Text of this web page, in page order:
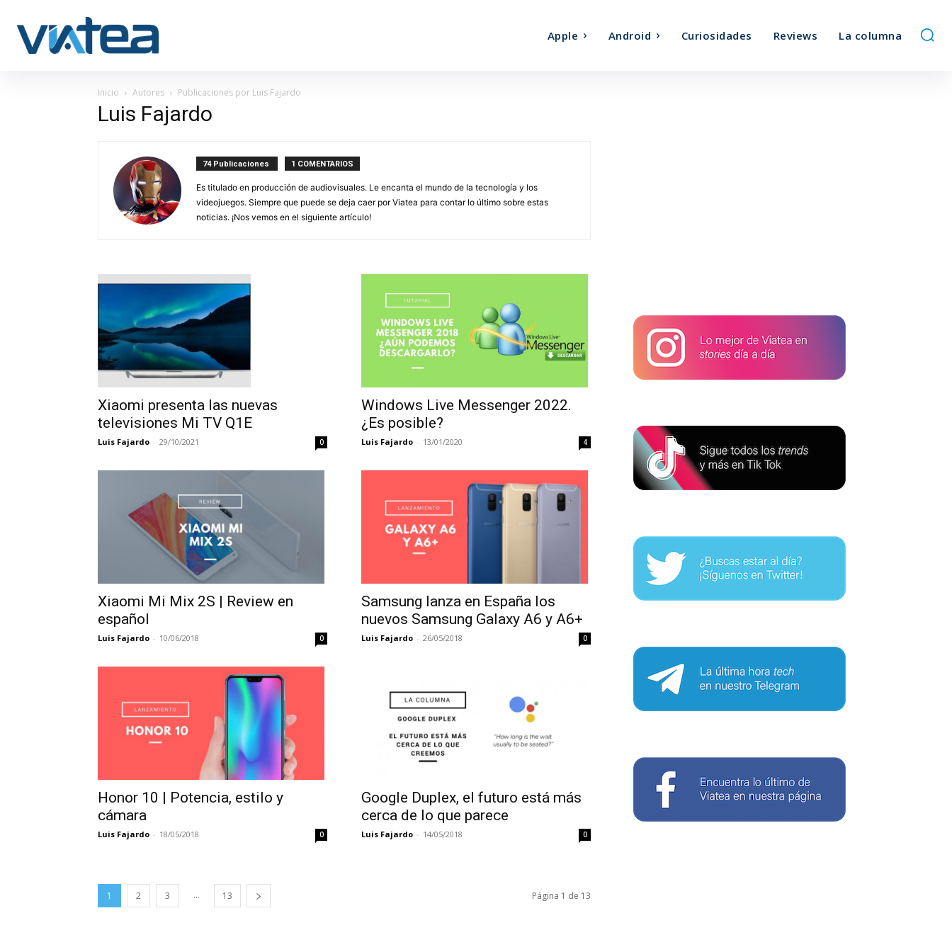
Apple Android Curiosidades Reviews La columna
Inicio Autores Publicaciones por Luis Fajardo
Luis Fajardo
74 Publicaciones 1 COMENTARIOS
Es titulado en producción de audiovisuales. Le encanta el mundo de la tecnología y los
videojuegos. Siempre que puede se deja caer por Viatea para contar lo último sobre estas
noticias. ¡Nos vemos en el siguiente artículo!
Xiaomi presenta las nuevas
televisiones Mi TV Q1E
Luis Fajardo - 29/10/2021 0
Windows Live Messenger 2022.
¿Es posible?
Luis Fajardo - 13/01/2020 4
Xiaomi Mi Mix 2S | Review en
español
Luis Fajardo - 10/06/2018 0
Samsung lanza en España los
nuevos Samsung Galaxy A6 y A6+
Luis Fajardo - 26/05/2018 0
Honor 10 | Potencia, estilo y
cámara
Luis Fajardo - 18/05/2018 0
Google Duplex, el futuro está más
cerca de lo que parece
Luis Fajardo - 14/05/2018 0
1 2 3 ... 13 Página 1 de 13